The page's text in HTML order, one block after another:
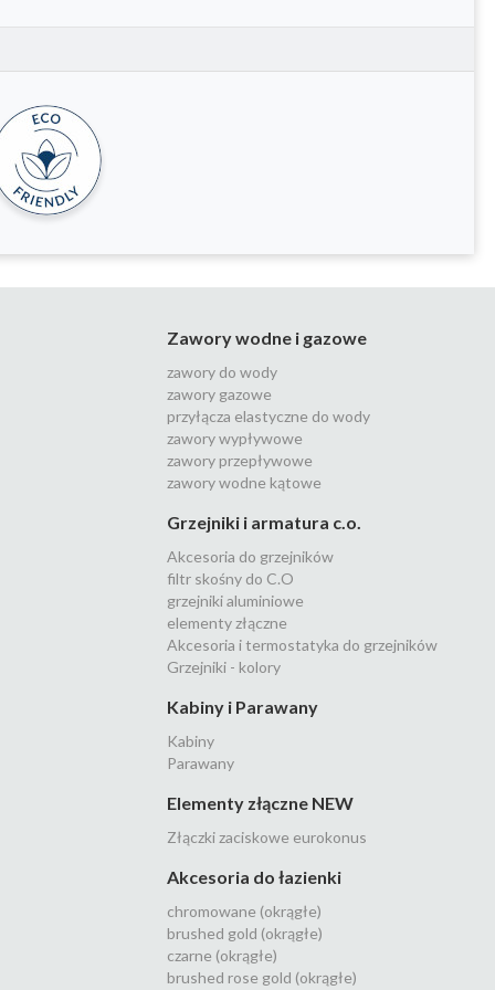
Zawory wodne i gazowe
zawory do wody
zawory gazowe
przyłącza elastyczne do wody
zawory wypływowe
zawory przepływowe
zawory wodne kątowe
Grzejniki i armatura c.o.
Akcesoria do grzejników
filtr skośny do C.O
grzejniki aluminiowe
elementy złączne
Akcesoria i termostatyka do grzejników
Grzejniki - kolory
Kabiny i Parawany
Kabiny
Parawany
Elementy złączne NEW
Złączki zaciskowe eurokonus
Akcesoria do łazienki
chromowane (okrągłe)
brushed gold (okrągłe)
czarne (okrągłe)
brushed rose gold (okrągłe)